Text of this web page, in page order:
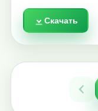
Скачать